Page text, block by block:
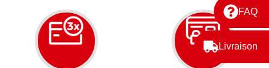
FAQ
Livraison